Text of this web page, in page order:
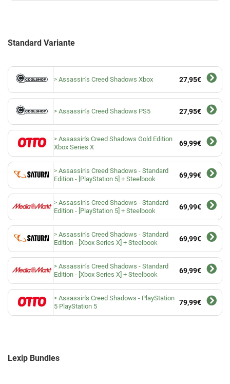
Standard Variante
Assassin’s Creed Shadows Xbox 27,95€
Assassin’s Creed Shadows PS5 27,95€
Assassin's Creed Shadows Gold Edition
Xbox Series X
69,99€
Assassin’s Creed Shadows - Standard
Edition - [PlayStation 5] + Steelbook
69,99€
Assassin’s Creed Shadows - Standard
Edition - [PlayStation 5] + Steelbook
69,99€
Assassin’s Creed Shadows - Standard
Edition - [Xbox Series X] + Steelbook
69,99€
Assassin’s Creed Shadows - Standard
Edition - [Xbox Series X] + Steelbook
69,99€
Assassin's Creed Shadows - PlayStation
5 PlayStation 5
79,99€
Lexip Bundles